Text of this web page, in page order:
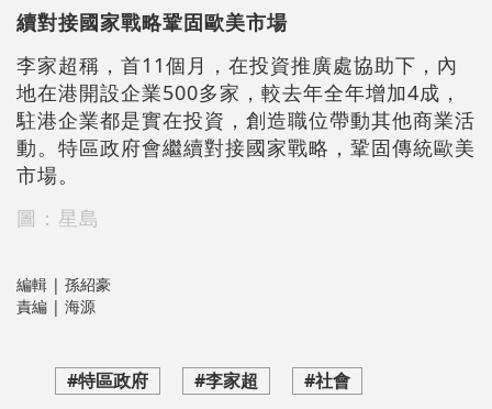
續對接國家戰略鞏固歐美市場
李家超稱，首11個月，在投資推廣處協助下，內
地在港開設企業500多家，較去年全年增加4成，
駐港企業都是實在投資，創造職位帶動其他商業活
動。特區政府會繼續對接國家戰略，鞏固傳統歐美
市場。
圖：星島
編輯 | 孫紹豪
責編 | 海源
#特區政府 #李家超
#社會